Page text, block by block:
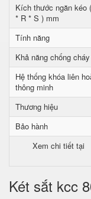
Kích thước ngăn kéo
* R * S ) mm
Tính năng
Khả năng chống cháy
Hệ thống khóa liên
thông minh
Thương hiệu
Bảo hành
Xem chi tiết tại
Két sắt kcc